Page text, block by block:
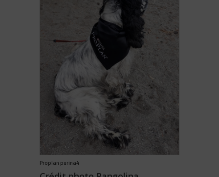
Proplan purina4